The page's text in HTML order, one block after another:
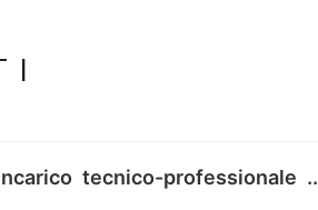
tecnico-professionale ..